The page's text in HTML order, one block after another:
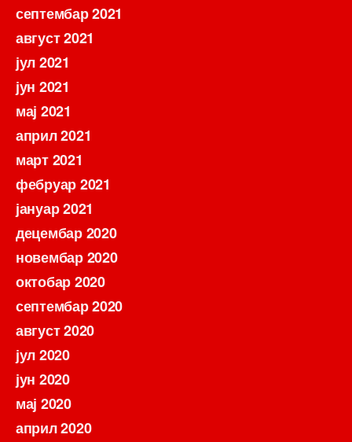
септембар 2021
август 2021
јул 2021
јун 2021
мај 2021
април 2021
март 2021
фебруар 2021
јануар 2021
децембар 2020
новембар 2020
октобар 2020
септембар 2020
август 2020
јул 2020
јун 2020
мај 2020
април 2020